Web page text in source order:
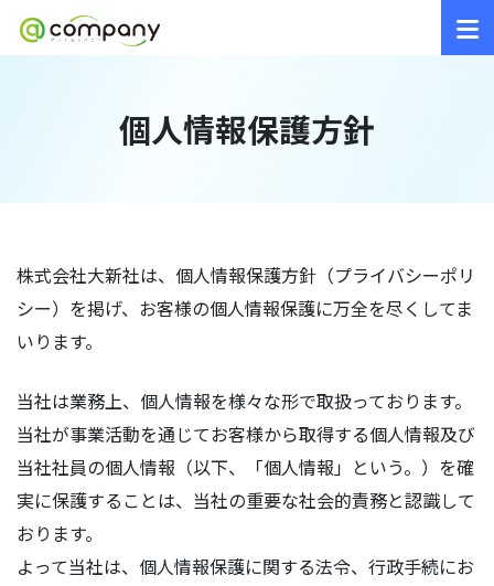
個人情報保護方針
株式会社大新社は、個人情報保護方針（プライバシーポリ
シー）を掲げ、お客様の個人情報保護に万全を尽くしてま
いります。
当社は業務上、個人情報を様々な形で取扱っております。
当社が事業活動を通じてお客様から取得する個人情報及び
当社社員の個人情報（以下、「個人情報」という。）を確
実に保護することは、当社の重要な社会的責務と認識して
おります。
よって当社は、個人情報保護に関する法令、行政手続にお